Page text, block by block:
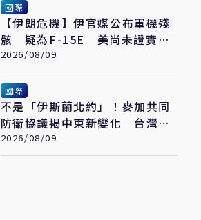
國際
【伊朗危機】伊官媒公布軍機殘
骸 疑為F-15E 美尚未證實遭
擊落
2026/08/09
國際
不是「伊斯蘭北約」！麥加共同
防衛協議揭中東新變化 台灣該
看懂「多層次安全」
2026/08/09